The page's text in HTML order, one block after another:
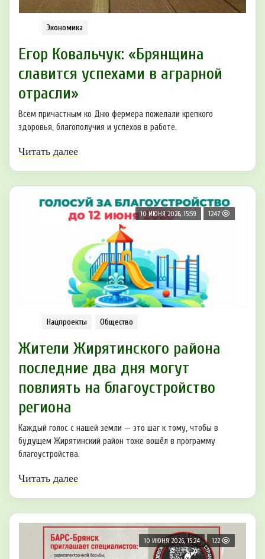
Экономика
Егор Ковальчук: «Брянщина
славится успехами в аграрной
отрасли»
Всем причастным ко Дню фермера пожелали крепкого
здоровья, благополучия и успехов в работе.
Читать далее
10 ИЮНЯ 2026, 15:59 1247
Нацпроекты Общество
Жители Жирятинского района
последние два дня могут
повлиять на благоустройство
региона
Каждый голос с нашей земли — это шаг к тому, чтобы в
будущем Жирятинский район тоже вошёл в программу
благоустройства.
Читать далее
10 ИЮНЯ 2026, 15:24 122